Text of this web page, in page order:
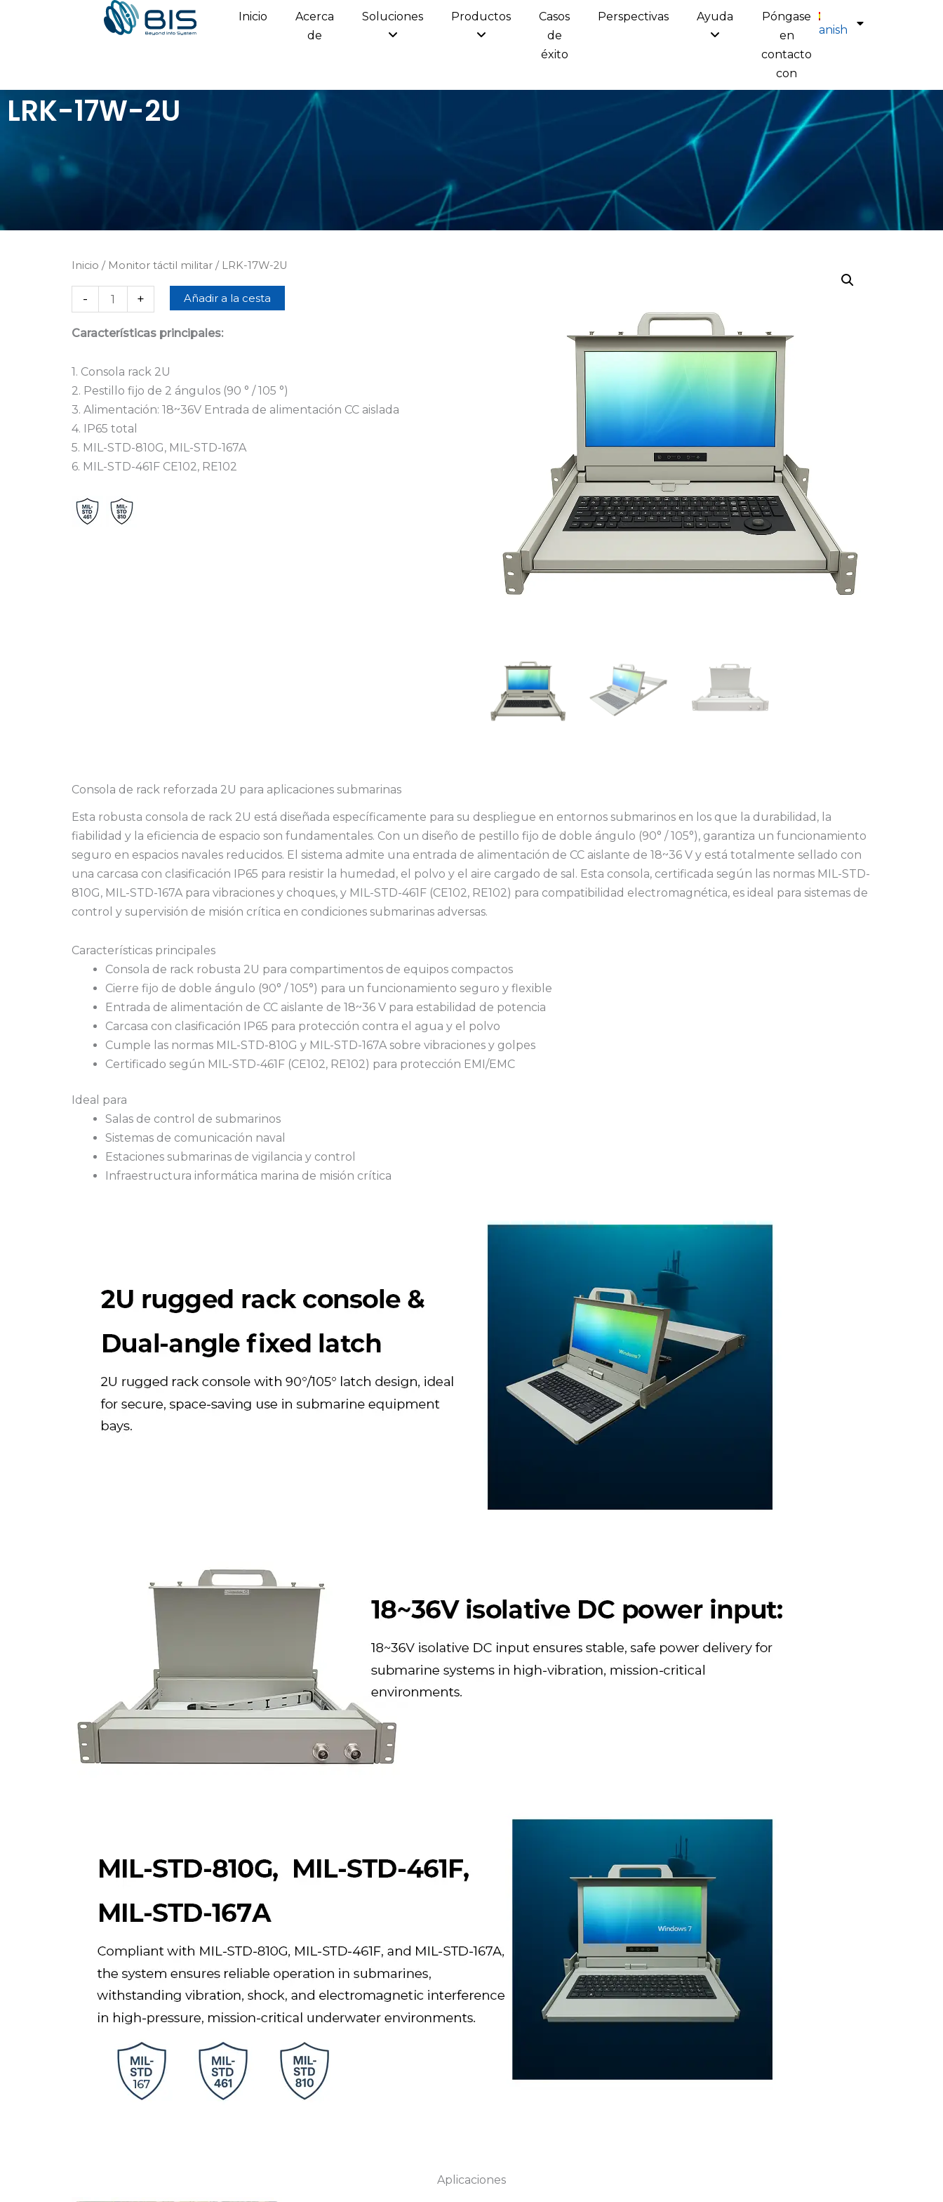
Inicio
Acerca
de
Soluciones Productos
Casos
de
éxito
Perspectivas Ayuda
Póngase
en
contacto
con
Spanish
LRK-17W-2U
Inicio / Monitor táctil militar / LRK-17W-2U
-
Cantidad
LRK-
17W-
+ Añadir a la cesta
Características principales:
1. Consola rack 2U
2. Pestillo fijo de 2 ángulos (90 ° / 105 °)
3. Alimentación: 18~36V Entrada de alimentación CC aislada
4. IP65 total
5. MIL-STD-810G, MIL-STD-167A
6. MIL-STD-461F CE102, RE102
Consola de rack reforzada 2U para aplicaciones submarinas
Esta robusta consola de rack 2U está diseñada específicamente para su despliegue en entornos submarinos en los que la durabilidad, la
fiabilidad y la eficiencia de espacio son fundamentales. Con un diseño de pestillo fijo de doble ángulo (90° / 105°), garantiza un funcionamiento
seguro en espacios navales reducidos. El sistema admite una entrada de alimentación de CC aislante de 18~36 V y está totalmente sellado con
una carcasa con clasificación IP65 para resistir la humedad, el polvo y el aire cargado de sal. Esta consola, certificada según las normas MIL-STD-
810G, MIL-STD-167A para vibraciones y choques, y MIL-STD-461F (CE102, RE102) para compatibilidad electromagnética, es ideal para sistemas de
control y supervisión de misión crítica en condiciones submarinas adversas.
Características principales
Consola de rack robusta 2U para compartimentos de equipos compactos
Cierre fijo de doble ángulo (90° / 105°) para un funcionamiento seguro y flexible
Entrada de alimentación de CC aislante de 18~36 V para estabilidad de potencia
Carcasa con clasificación IP65 para protección contra el agua y el polvo
Cumple las normas MIL-STD-810G y MIL-STD-167A sobre vibraciones y golpes
Certificado según MIL-STD-461F (CE102, RE102) para protección EMI/EMC
Ideal para
Salas de control de submarinos
Sistemas de comunicación naval
Estaciones submarinas de vigilancia y control
Infraestructura informática marina de misión crítica
Aplicaciones